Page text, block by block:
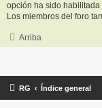
opción ha sido
Los miembros del foro
Arriba
RG Índice general